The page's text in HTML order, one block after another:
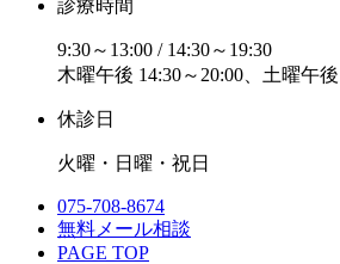
診療時間
9:30～13:00 / 14:30～19:30
木曜午後 14:30～20:00、土曜午
休診日
火曜・日曜・祝日
075-708-8674
無料メール相談
PAGE TOP